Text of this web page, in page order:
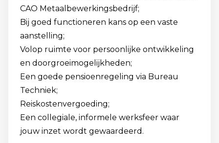
CAO Metaalbewerkingsbedrijf;
Bij goed functioneren kans op een vaste
aanstelling;
Volop ruimte voor persoonlijke ontwikkeling
en doorgroeimogelijkheden;
Een goede pensioenregeling via Bureau
Techniek;
Reiskostenvergoeding;
Een collegiale, informele werksfeer waar
jouw inzet wordt gewaardeerd.